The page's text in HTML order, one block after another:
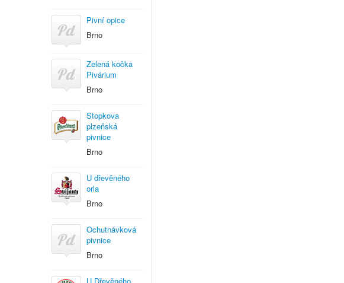
Pivní opice
Brno
Zelená kočka
Pivárium
Brno
Stopkova
plzeňská
pivnice
Brno
U dřevěného
orla
Brno
Ochutnávková
pivnice
Brno